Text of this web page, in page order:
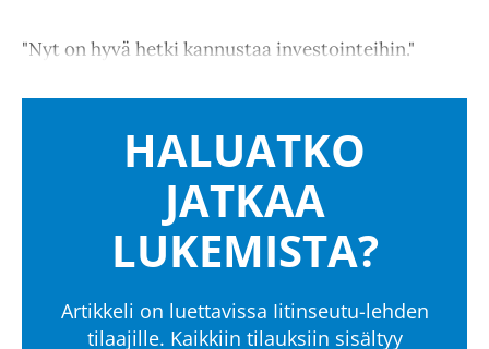
"Nyt on hyvä hetki kannustaa investointeihin."
HALUATKO
JATKAA
LUKEMISTA?
Artikkeli on luettavissa Iitinseutu-lehden
tilaajille. Kaikkiin tilauksiin sisältyy